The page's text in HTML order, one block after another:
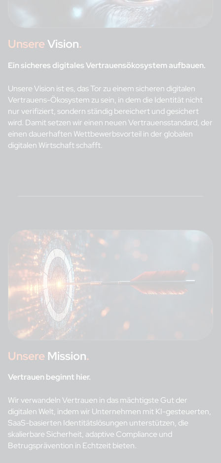
UnsereVision.
Ein sicheres digitales Vertrauensökosystem aufbauen.
Unsere Vision ist es, das Tor zu einem sicheren digitalen
Vertrauens-Ökosystem zu sein, in dem die Identität nicht
nur verifiziert, sondern ständig bereichert und gesichert
wird. Damit setzen wir einen neuen Vertrauensstandard, der
einen dauerhaften Wettbewerbsvorteil in der globalen
digitalen Wirtschaft schafft.
Unsere Mission.
Vertrauen beginnt hier.
Wir verwandeln Vertrauen in das mächtigste Gut der
digitalen Welt, indem wir Unternehmen mit KI-gesteuerten,
SaaS-basierten Identitätslösungen unterstützen, die
skalierbare Sicherheit, adaptive Compliance und
Betrugsprävention in Echtzeit bieten.